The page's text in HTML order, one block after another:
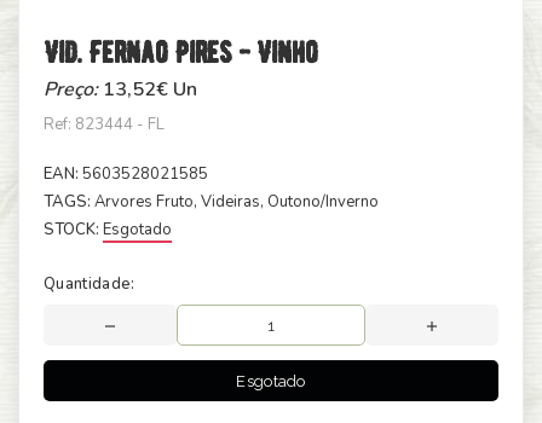
Vid. Fernao Pires - Vinho
Preço:13,52€ Un
Ref: 823444 - FL
EAN: 5603528021585
TAGS: Arvores Fruto, Videiras, Outono/Inverno
STOCK: Esgotado
Quantidade:
Esgotado